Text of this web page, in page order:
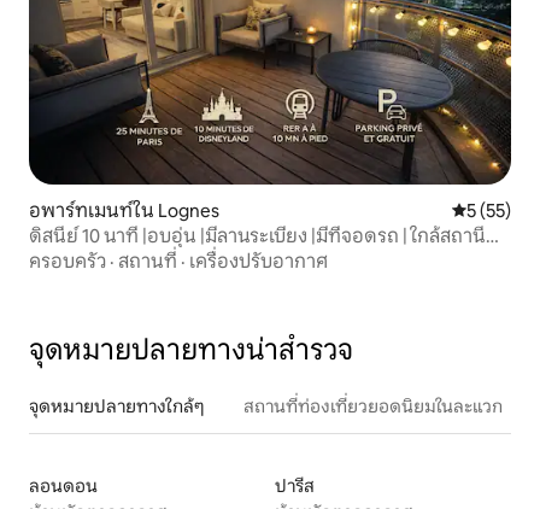
อพาร์ทเมนท์ใน Lognes คะแนนเฉลี่
5 (55)
ดิสนีย์ 10 นาที |อบอุ่น |มีลานระเบียง |มีที่จอดรถ | ใกล้สถานี
รถไฟ
ครอบครัว · สถานที่ · เครื่องปรับอากาศ
จุดหมายปลายทางน่าสำรวจ
จุดหมายปลายทางใกล้ๆ สถานที่ท่องเที่ยวยอดนิยมในละแวก
ลอนดอน
ปารีส